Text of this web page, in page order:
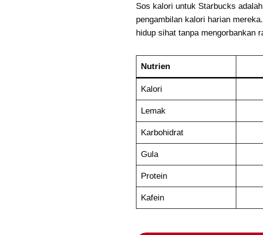
Sos kalori untuk Starbucks
pengambilan kalori harian
hidup sihat tanpa mengorbankan
Nutrien
Kalori
Lemak
Karbohidrat
Gula
Protein
Kafein